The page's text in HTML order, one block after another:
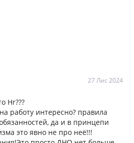
27 Лис 2024
Hr???
работу интересно? правила
да и в принцепи
это явно не про неё!!!